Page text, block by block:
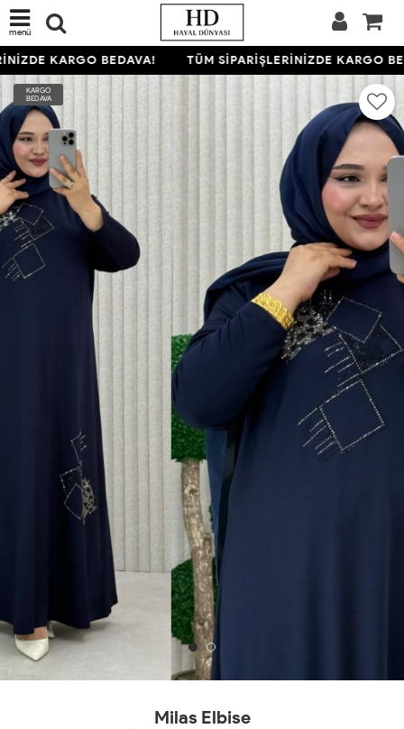
menü
KARGO BEDAVA! TÜM SİPARİŞLERİNİZDE KARGO
KARGO
BEDAVA
Milas Elbise